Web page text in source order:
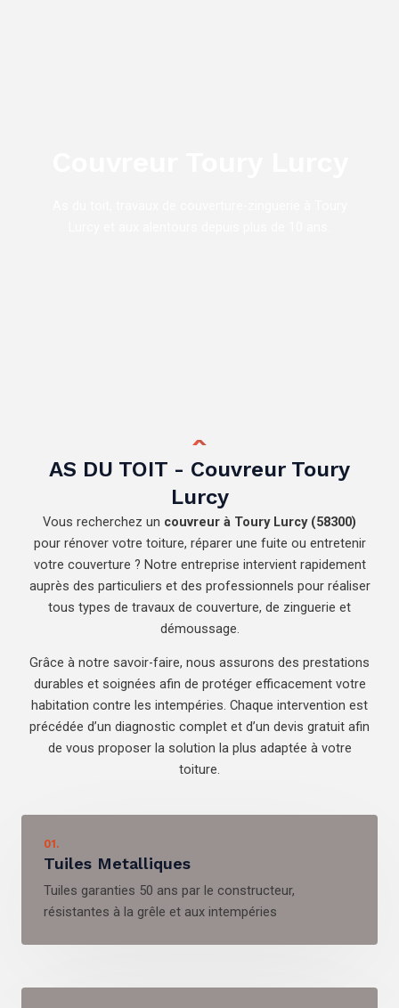
AS DU TOIT - Couvreur Toury
Lurcy
Vous recherchez un couvreur à Toury Lurcy (58300)
pour rénover votre toiture, réparer une fuite ou entretenir
votre couverture ? Notre entreprise intervient rapidement
auprès des particuliers et des professionnels pour réaliser
tous types de travaux de couverture, de zinguerie et
démoussage.
Grâce à notre savoir-faire, nous assurons des prestations
durables et soignées afin de protéger efficacement votre
habitation contre les intempéries. Chaque intervention est
précédée d’un diagnostic complet et d’un devis gratuit afin
de vous proposer la solution la plus adaptée à votre
toiture.
01.
Tuiles Metalliques
Tuiles garanties 50 ans par le constructeur,
résistantes à la grêle et aux intempéries